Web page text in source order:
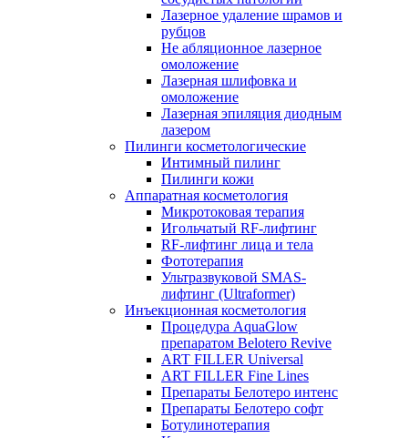
Лазерное удаление шрамов и
рубцов
Не абляционное лазерное
омоложение
Лазерная шлифовка и
омоложение
Лазерная эпиляция диодным
лазером
Пилинги косметологические
Интимный пилинг
Пилинги кожи
Аппаратная косметология
Микротоковая терапия
Игольчатый RF-лифтинг
RF-лифтинг лица и тела
Фототерапия
Ультразвуковой SMAS-
лифтинг (Ultraformer)
Инъекционная косметология
Процедура AquaGlow
препаратом Belotero Revive
ART FILLER Universal
ART FILLER Fine Lines
Препараты Белотеро интенс
Препараты Белотеро софт
Ботулинотерапия